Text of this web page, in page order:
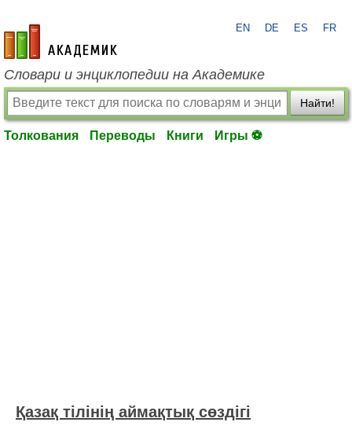
academic.ru
EN DE ES FR
Словари и энциклопедии на Академике
Найти!
Толкования Переводы Книги Игры ⚽
Қазақ тілінің аймақтық сөздігі